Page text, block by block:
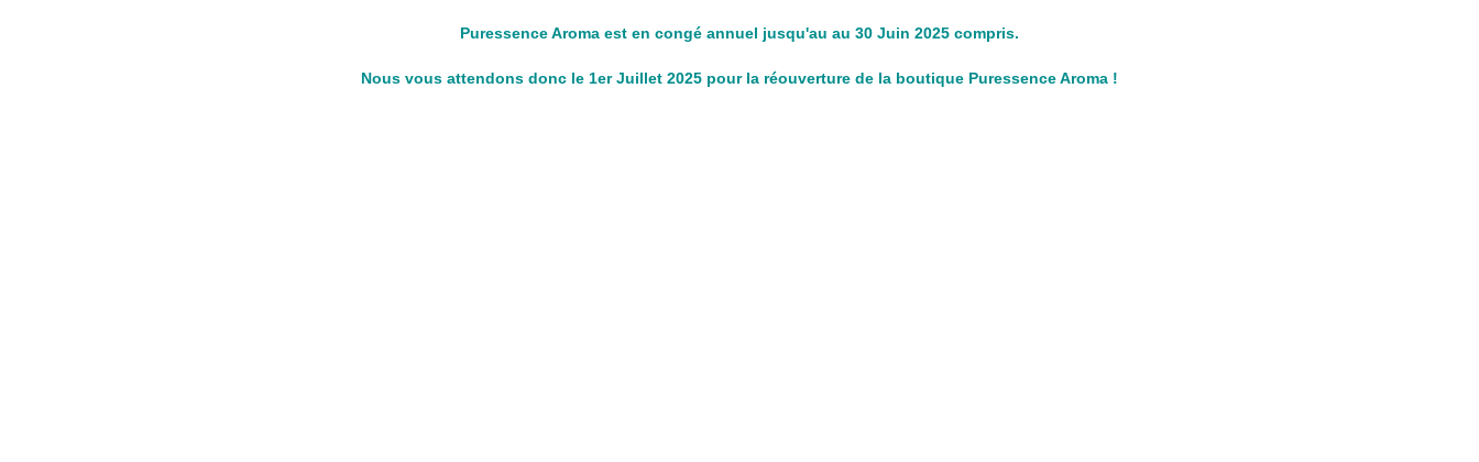
Puressence Aroma est en congé annuel jusqu'au au 30 Juin 2025 compris.
Nous vous attendons donc le 1er Juillet 2025 pour la réouverture de la boutique Puressence Aroma !